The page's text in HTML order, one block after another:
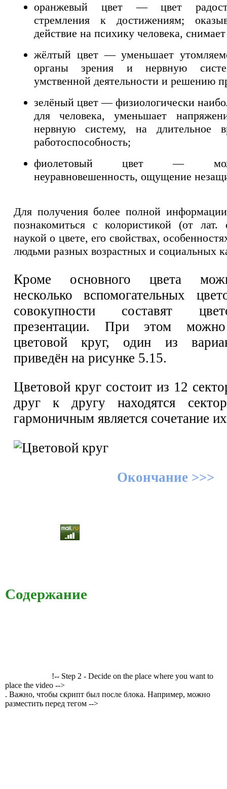
оранжевый цвет — цвет
стремления к достижениям;
действие на психику человека,
жёлтый цвет — уменьшает
органы зрения и нервную
умственной деятельности и решению
зелёный цвет — физиологически
для человека, уменьшает
нервную систему, на длительное
работоспособность;
фиолетовый цвет —
неуравновешенность, ощущение
Для получения более полной
познакомиться с колористикой (от
наукой о цвете, его свойствах,
людьми разных возрастных и социальных
Кроме основного цвета
несколько вспомогательных
совокупности составят
презентации. При этом можно
цветовой круг, один из
приведён на рисунке 5.15.
Цветовой круг состоит из 12
друг к другу находятся
гармоничным является сочетание
Окончание >>>
Содержание
!-- Step 2 - Decide on the place where you want to
place the video -->
. Важно, чтобы скрипт был после блока. Например, можно
разместить перед тегом -->